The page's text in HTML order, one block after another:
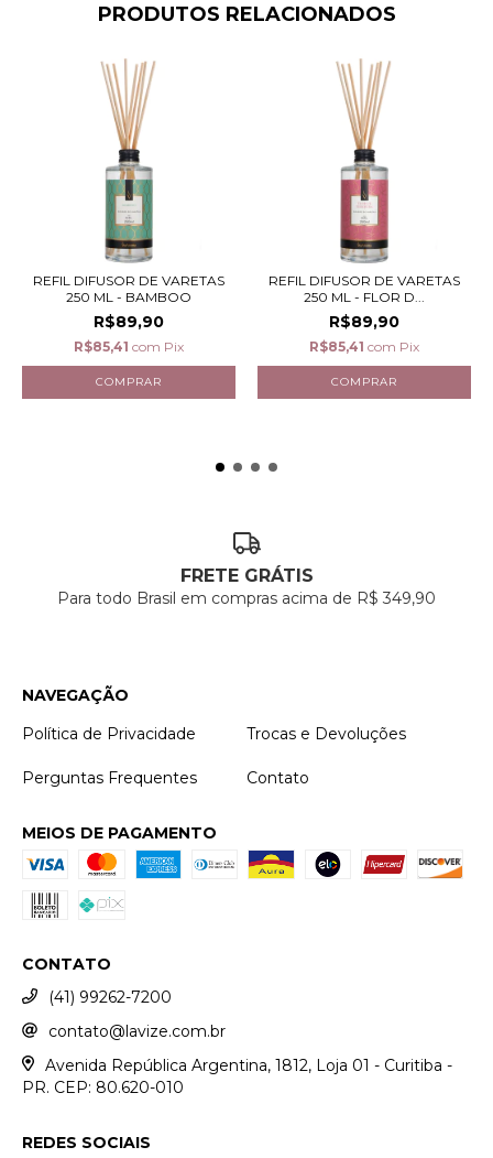
PRODUTOS RELACIONADOS
REFIL DIFUSOR DE VARETAS
250 ML - BAMBOO
R$89,90
R$85,41 com Pix
REFIL DIFUSOR DE VARETAS
250 ML - FLOR D...
R$89,90
R$85,41 com Pix
FRETE GRÁTIS
Para todo Brasil em compras acima de R$ 349,90
NAVEGAÇÃO
Política de Privacidade
Trocas e Devoluções
Perguntas Frequentes Contato
MEIOS DE PAGAMENTO
CONTATO
(41) 99262-7200
contato@lavize.com.br
Avenida República Argentina, 1812, Loja 01 - Curitiba -
PR. CEP: 80.620-010
REDES SOCIAIS